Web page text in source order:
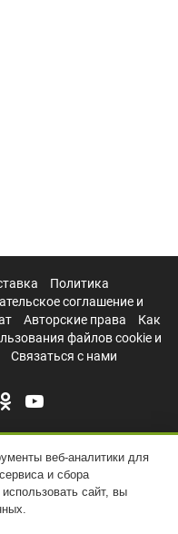
Политика
соглашение и
Авторские права
Как
файлов cookie и
Связаться с нами
веб-аналитики для
и сбора
сайт, вы